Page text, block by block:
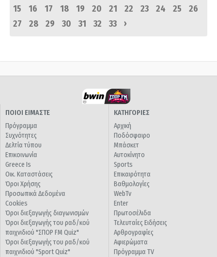
15
16 17 18 19 20 21 22 23 24 25
26
27
28 29 30 31 32 33 ›
ΠΟΙΟΙ ΕΙΜΑΣΤΕ
Πρόγραμμα
Συχνότητες
Δελτία τύπου
Επικοινωνία
Greece Is
Οικ. Καταστάσεις
Όροι Χρήσης
Προσωπικά Δεδομένα
Cookies
Όροι διεξαγωγής διαγωνισμών
Όροι διεξαγωγής του ραδ/κού
παιχνιδιού "ΣΠΟΡ FM Quiz"
Όροι διεξαγωγής του ραδ/κού
παιχνιδιού "Sport Quiz"
ΚΑΤΗΓΟΡΙΕΣ
Αρχική
Ποδόσφαιρο
Μπάσκετ
Αυτοκίνητο
Sports
Επικαιρότητα
Βαθμολογίες
WebTv
Enter
Πρωτοσέλιδα
Τελευταίες Ειδήσεις
Αρθρογραφίες
Αφιερώματα
Πρόγραμμα TV